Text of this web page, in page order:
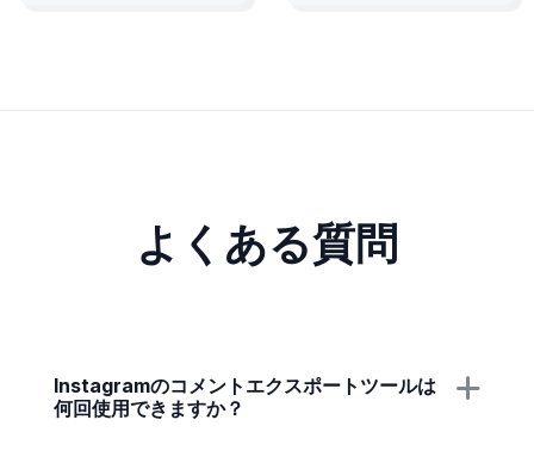
よくある質問
Instagramのコメントエクスポートツールは
何回使用できますか？